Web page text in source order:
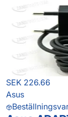
SEK 226.66
Asus